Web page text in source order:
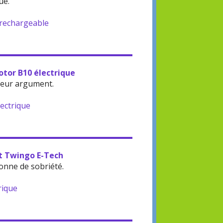
B10 électrique
argument.
Twingo E-Tech
de sobriété.